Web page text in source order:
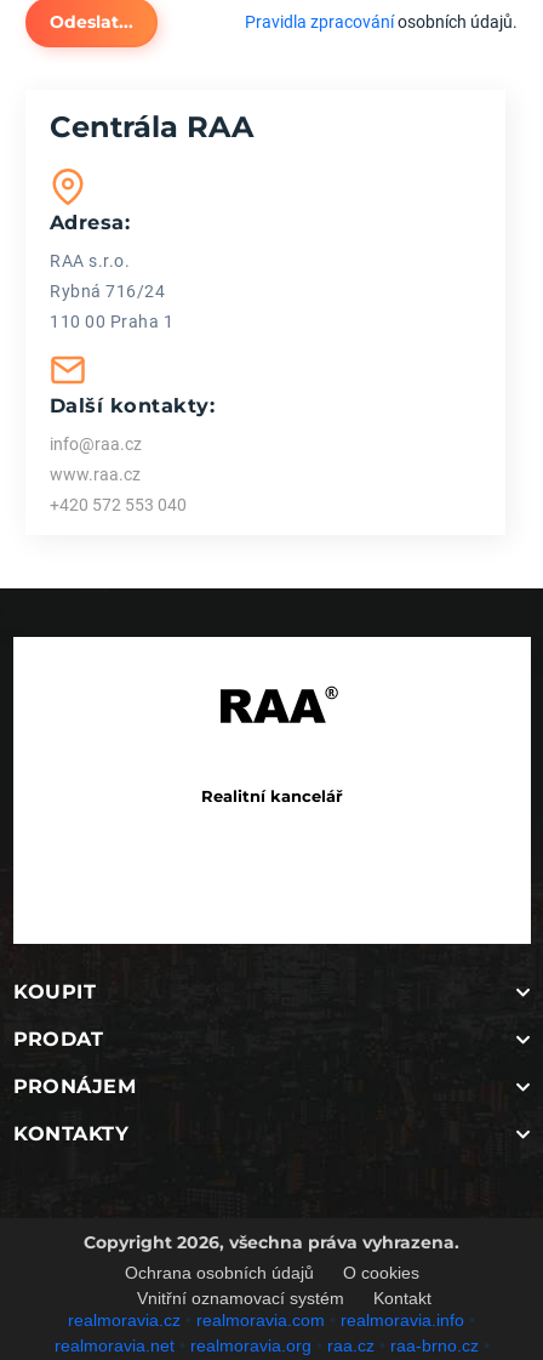
Odeslat... Pravidla zpracováníosobních údajů.
Centrála RAA
Adresa:
RAA s.r.o.
Rybná 716/24
110 00 Praha 1
Další kontakty:
info@raa.cz
www.raa.cz
+420 572 553 040
Realitní kancelář
KOUPIT
PRODAT
PRONÁJEM
KONTAKTY
Copyright 2026, všechna práva vyhrazena.
Ochrana osobních údajů
O cookies
Vnitřní oznamovací systém
Kontakt
realmoravia.cz • realmoravia.com • realmoravia.info •
realmoravia.net• realmoravia.org • raa.cz• raa-brno.cz•